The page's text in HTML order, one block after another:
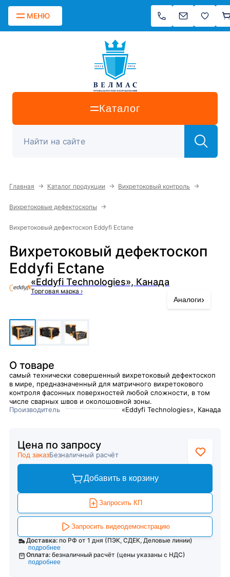
МЕНЮ
Каталог
Главная → Каталог продукции → Вихретоковый контроль →
Вихретоковые дефектоскопы →
Вихретоковый дефектоскоп Eddyfi Ectane
Вихретоковый дефектоскоп
Eddyfi Ectane
«Eddyfi Technologies», Канада
Торговая марка ›
Аналоги›
О товаре
самый технически совершенный вихретоковый дефектоскоп
в мире, предназначенный для матричного вихретокового
контроля фасонных поверхностей любой сложности, в том
числе сварных швов и околошовной зоны.
Производитель
«Eddyfi Technologies», Канада
Цена по запросу
Под заказБезналичный расчёт
Добавить в корзину
Запросить КП
Запросить видеодемонстрацию
Доставка: по РФ от 1 дня (ПЭК, СДЕК, Деловые линии)
подробнее
Оплата: безналичный расчёт (цены указаны с НДС)
подробнее